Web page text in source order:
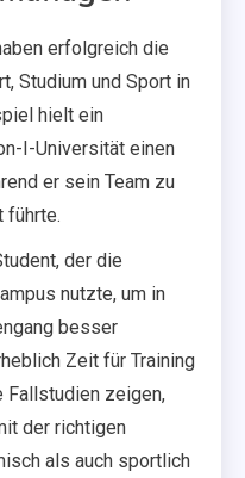
erfolgreich die
Studium und Sport in
hielt ein
I-Universität einen
er sein Team zu
führte.
der die
nutzte, um in
besser
Zeit für Training
Fallstudien zeigen,
der richtigen
als auch sportlich